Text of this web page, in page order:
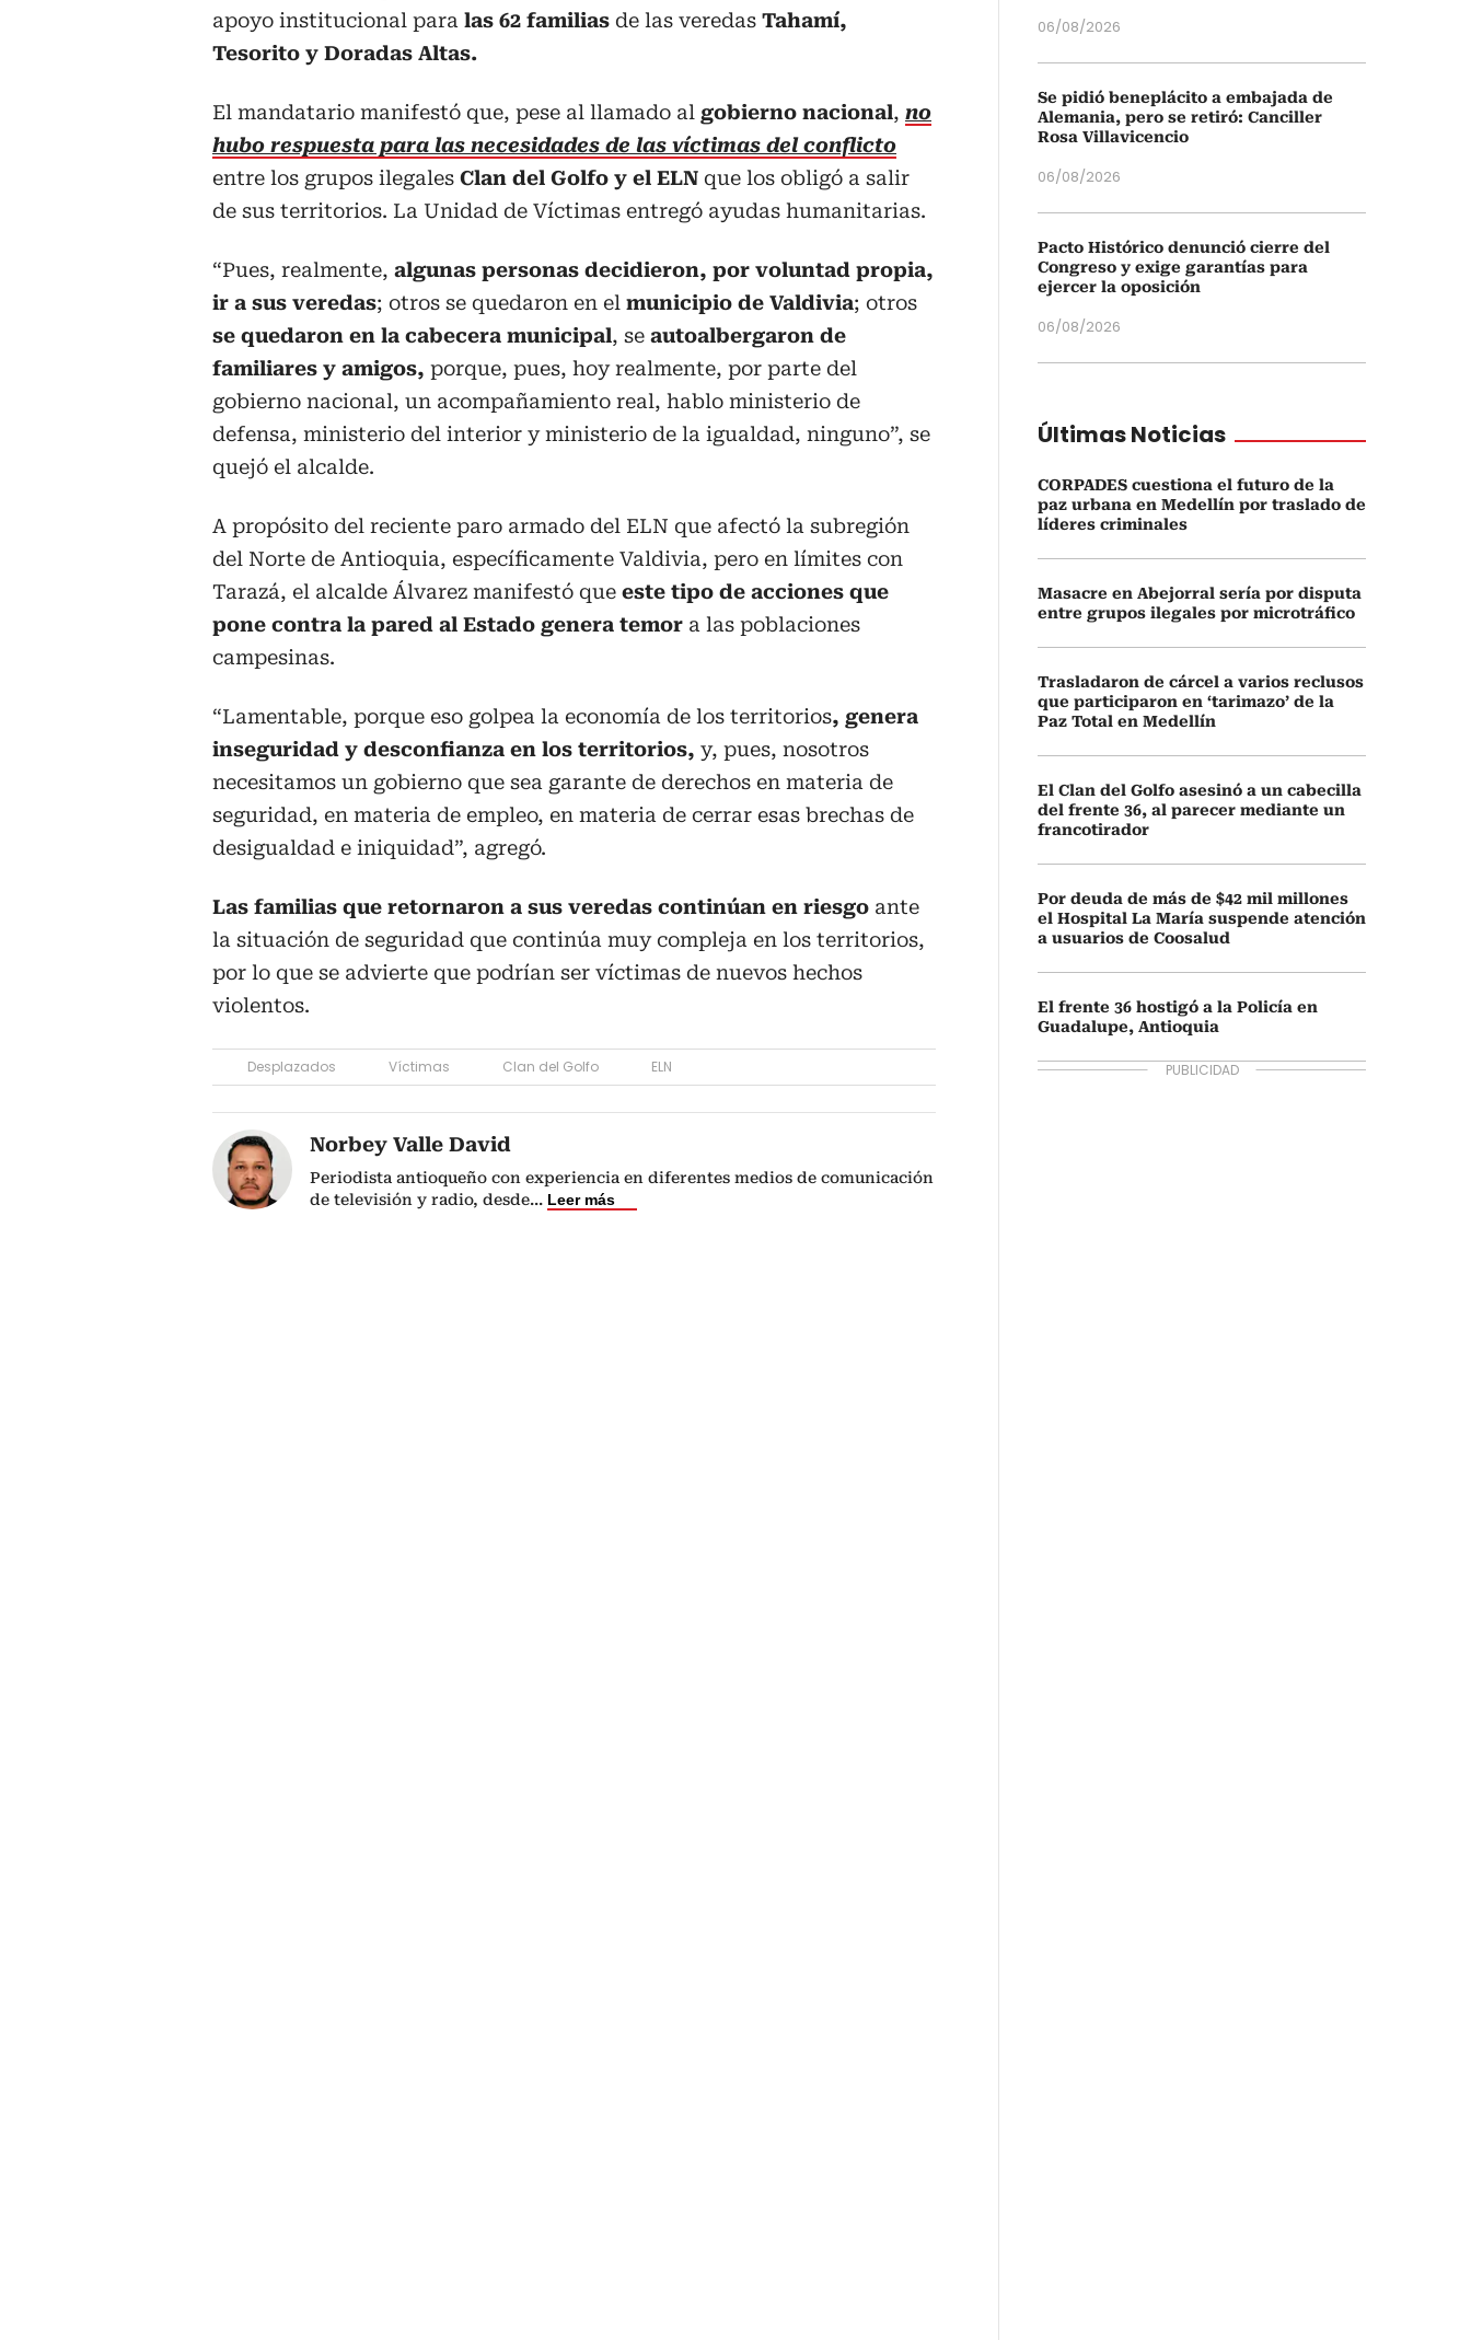
apoyo institucional para las 62 familias de las veredas Tahamí,
Tesorito y Doradas Altas.
El mandatario manifestó que, pese al llamado al gobierno nacional, no
hubo respuesta para las necesidades de las víctimas del conflicto
entre los grupos ilegales Clan del Golfo y el ELN que los obligó a salir
de sus territorios. La Unidad de Víctimas entregó ayudas humanitarias.
“Pues, realmente, algunas personas decidieron, por voluntad propia,
ir a sus veredas; otros se quedaron en el municipio de Valdivia; otros
se quedaron en la cabecera municipal, se autoalbergaron de
familiares y amigos, porque, pues, hoy realmente, por parte del
gobierno nacional, un acompañamiento real, hablo ministerio de
defensa, ministerio del interior y ministerio de la igualdad, ninguno”, se
quejó el alcalde.
A propósito del reciente paro armado del ELN que afectó la subregión
del Norte de Antioquia, específicamente Valdivia, pero en límites con
Tarazá, el alcalde Álvarez manifestó que este tipo de acciones que
pone contra la pared al Estado genera temor a las poblaciones
campesinas.
“Lamentable, porque eso golpea la economía de los territorios, genera
inseguridad y desconfianza en los territorios, y, pues, nosotros
necesitamos un gobierno que sea garante de derechos en materia de
seguridad, en materia de empleo, en materia de cerrar esas brechas de
desigualdad e iniquidad”, agregó.
Las familias que retornaron a sus veredas continúan en riesgo ante
la situación de seguridad que continúa muy compleja en los territorios,
por lo que se advierte que podrían ser víctimas de nuevos hechos
violentos.
Desplazados Víctimas Clan del Golfo ELN
Norbey Valle David
Periodista antioqueño con experiencia en diferentes medios de comunicación
de televisión y radio, desde... Leer más
06/08/2026
Se pidió beneplácito a embajada de
Alemania, pero se retiró: Canciller
Rosa Villavicencio
06/08/2026
Pacto Histórico denunció cierre del
Congreso y exige garantías para
ejercer la oposición
06/08/2026
Últimas Noticias
CORPADES cuestiona el futuro de la
paz urbana en Medellín por traslado de
líderes criminales
Masacre en Abejorral sería por disputa
entre grupos ilegales por microtráfico
Trasladaron de cárcel a varios reclusos
que participaron en ‘tarimazo’ de la
Paz Total en Medellín
El Clan del Golfo asesinó a un cabecilla
del frente 36, al parecer mediante un
francotirador
Por deuda de más de $42 mil millones
el Hospital La María suspende atención
a usuarios de Coosalud
El frente 36 hostigó a la Policía en
Guadalupe, Antioquia